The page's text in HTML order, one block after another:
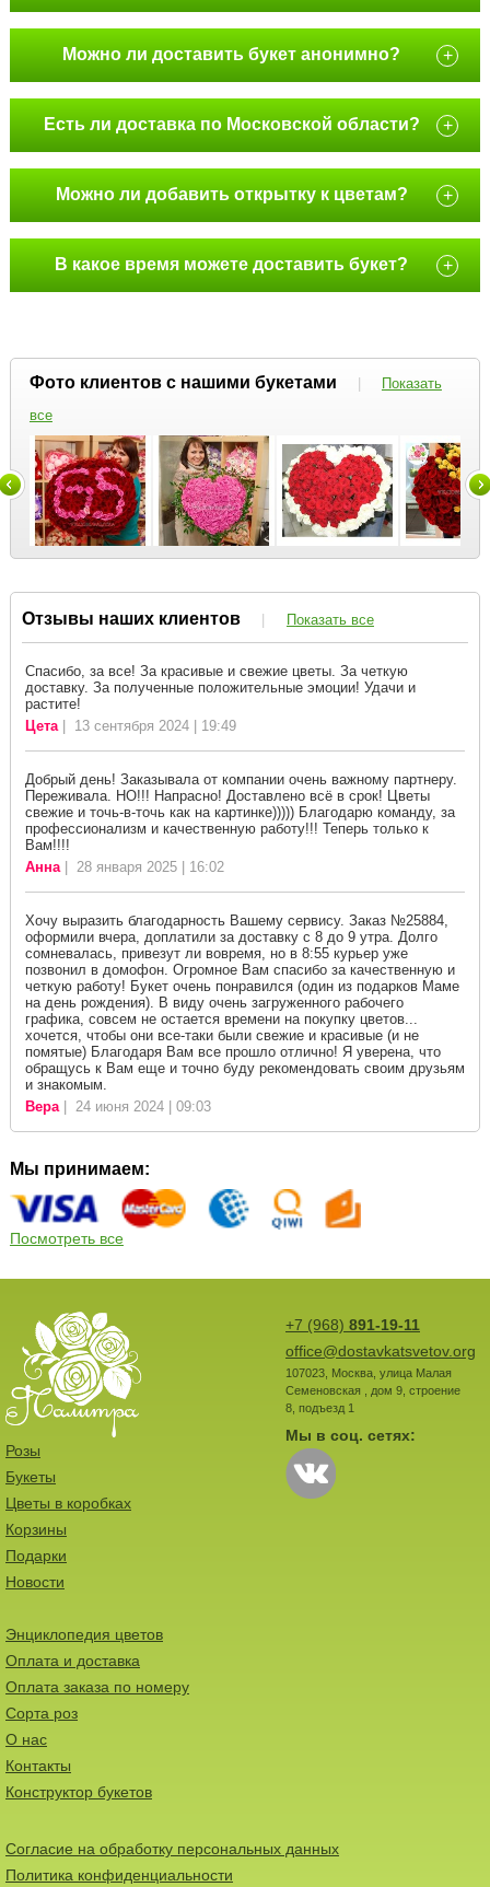
Можно ли доставить букет анонимно? +
Есть ли доставка по Московской области? +
Можно ли добавить открытку к цветам? +
В какое время можете доставить букет? +
Фото клиентов с нашими букетами |
Показать
все
Отзывы наших клиентов | Показать все
Спасибо, за все! За красивые и свежие цветы. За четкую
доставку. За полученные положительные эмоции! Удачи и
растите!
Цета| 13 сентября 2024 | 19:49
Добрый день! Заказывала от компании очень важному партнеру.
Переживала. НО!!! Напрасно! Доставлено всё в срок! Цветы
свежие и точь-в-точь как на картинке))))) Благодарю команду, за
профессионализм и качественную работу!!! Теперь только к
Вам!!!!
Анна| 28 января 2025 | 16:02
Хочу выразить благодарность Вашему сервису. Заказ №25884,
оформили вчера, доплатили за доставку с 8 до 9 утра. Долго
сомневалась, привезут ли вовремя, но в 8:55 курьер уже
позвонил в домофон. Огромное Вам спасибо за качественную и
четкую работу! Букет очень понравился (один из подарков Маме
на день рождения). В виду очень загруженного рабочего
графика, совсем не остается времени на покупку цветов...
хочется, чтобы они все-таки были свежие и красивые (и не
помятые) Благодаря Вам все прошло отлично! Я уверена, что
обращусь к Вам еще и точно буду рекомендовать своим друзьям
и знакомым.
Вера| 24 июня 2024 | 09:03
Мы принимаем:
Посмотреть все
+7 (968) 891-19-11
office@dostavkatsvetov.org
107023, Москва, улица Малая
Семеновская , дом 9, строение
8, подъезд 1
Мы в соц. сетях:
Розы
Букеты
Цветы в коробках
Корзины
Подарки
Новости
Энциклопедия цветов
Оплата и доставка
Оплата заказа по номеру
Сорта роз
О нас
Контакты
Конструктор букетов
Согласие на обработку персональных данных
Политика конфиденциальности